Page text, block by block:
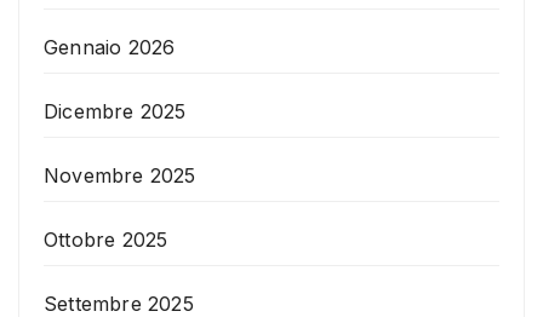
Gennaio 2026
Dicembre 2025
Novembre 2025
Ottobre 2025
Settembre 2025